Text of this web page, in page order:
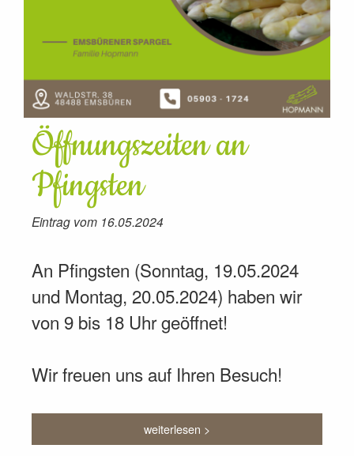
Öffnungszeiten an
Pfingsten
Eintrag vom 16.05.2024
An Pfingsten (Sonntag, 19.05.2024
und Montag, 20.05.2024) haben wir
von 9 bis 18 Uhr geöffnet!
Wir freuen uns auf Ihren Besuch!
weiterlesen >